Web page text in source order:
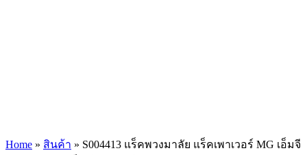
Home » สินค้า » S004413 แร็คพวงมาลัย แร็คเพาเวอร์ MG เอ็มจี